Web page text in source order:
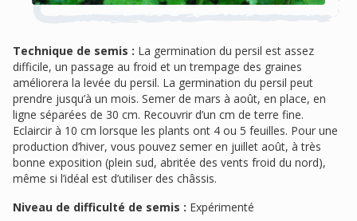
Technique de semis : La germination du persil est assez
difficile, un passage au froid et un trempage des graines
améliorera la levée du persil. La germination du persil peut
prendre jusqu’à un mois. Semer de mars à août, en place, en
ligne séparées de 30 cm. Recouvrir d’un cm de terre fine.
Eclaircir à 10 cm lorsque les plants ont 4 ou 5 feuilles. Pour une
production d’hiver, vous pouvez semer en juillet août, à très
bonne exposition (plein sud, abritée des vents froid du nord),
même si l’idéal est d’utiliser des châssis.
Niveau de difficulté de semis : Expérimenté